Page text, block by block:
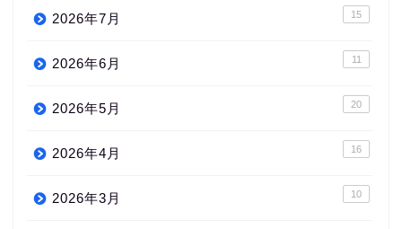
2026年7月 15
2026年6月 11
2026年5月 20
2026年4月 16
2026年3月 10